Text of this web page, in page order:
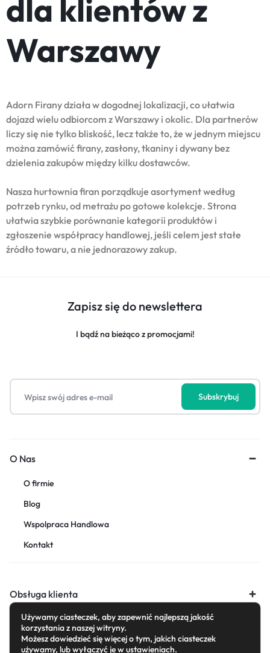
dla klientów z
Warszawy
Adorn Firany działa w dogodnej lokalizacji, co ułatwia
dojazd wielu odbiorcom z Warszawy i okolic. Dla partnerów
liczy się nie tylko bliskość, lecz także to, że w jednym miejscu
można zamówić firany, zasłony, tkaniny i dywany bez
dzielenia zakupów między kilku dostawców.
Nasza hurtownia firan porządkuje asortyment według
potrzeb rynku, od metrażu po gotowe kolekcje. Strona
ułatwia szybkie porównanie kategorii produktów i
zgłoszenie współpracy handlowej, jeśli celem jest stałe
źródło towaru, a nie jednorazowy zakup.
Zapisz się do newslettera
I bądź na bieżąco z promocjami!
O Nas
O firmie
Blog
Wspolpraca Handlowa
Kontakt
Obsługa klienta
Używamy ciasteczek, aby zapewnić najlepszą jakość
korzystania z naszej witryny.
Możesz dowiedzieć się więcej o tym, jakich ciasteczek
używamy, lub wyłączyć je wustawieniach.